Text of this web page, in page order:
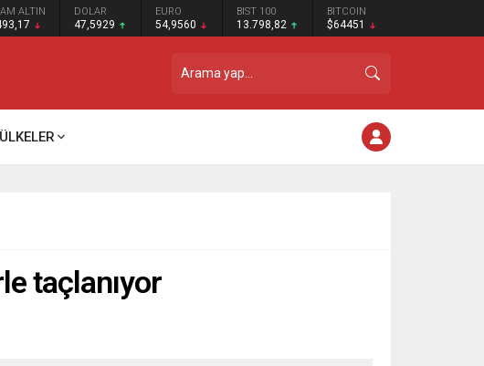
ALTIN DOLAR
47,5929
EURO
54,9560
BIST 100
13.798,82
BITCOIN
$64451
ÜLKELER
taçlanıyor